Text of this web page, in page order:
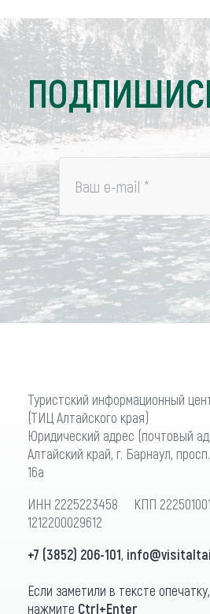
Ваш e-mail *
Туристский информационный
(ТИЦ Алтайского края)
Юридический адрес (почтовый
Алтайский край, г. Барнаул,
16а
ИНН 2225223458 КПП
1212200029612
+7 (3852) 206-101,
Если заметили в тексте
нажмите Ctrl+Enter